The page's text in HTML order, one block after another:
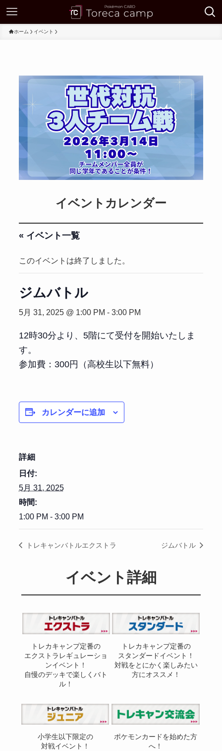
ホーム イベント
イベントカレンダー
« イベント一覧
このイベントは終了しました。
ジムバトル
5月 31, 2025 @ 1:00 PM - 3:00 PM
12時30分より、5階にて受付を開始いたしま
す。
参加費：300円（高校生以下無料）
カレンダーに追加
詳細
日付:
5月 31, 2025
時間:
1:00 PM - 3:00 PM
トレキャンバトルエクストラ ジムバトル
イベント詳細
トレカキャンプ定番の
エクストラレギュレーショ
ンイベント！
自慢のデッキで楽しくバト
ル！
トレカキャンプ定番の
スタンダードイベント！
対戦をとにかく楽しみたい
方にオススメ！
小学生以下限定の
対戦イベント！
ポケモンカードを始めた方
へ！